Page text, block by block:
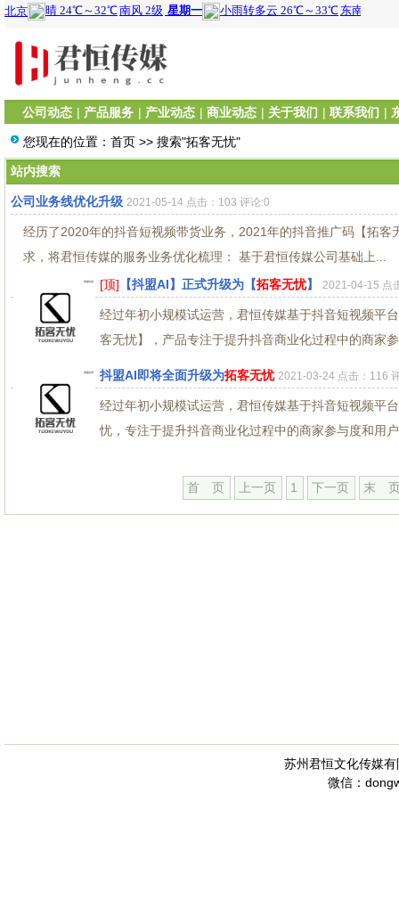
公司动态 | 产品服务 | 产业动态 | 商业动态 | 关于我们 | 联系我们 |
您现在的位置： 首页 >> 搜索"拓客无忧"
站内搜索
公司业务线优化升级 2021-05-14 点击：103 评论:0
经历了2020年的抖音短视频带货业务，2021年的抖音推广码【拓
求，将君恒传媒的服务业务优化梳理： 基于君恒传媒公司基础上...
[顶] 【抖盟AI】正式升级为【拓客无忧】 2021-04-15 点
经过年初小规模试运营，君恒传媒基于抖音短视频平
客无忧】，产品专注于提升抖音商业化过程中的商家
抖盟AI即将全面升级为拓客无忧 2021-03-24 点击：116
经过年初小规模试运营，君恒传媒基于抖音短视频平
忧，专注于提升抖音商业化过程中的商家参与度和用
首 页 上一页 1 下一页 末
苏州君恒文化传媒
微信：